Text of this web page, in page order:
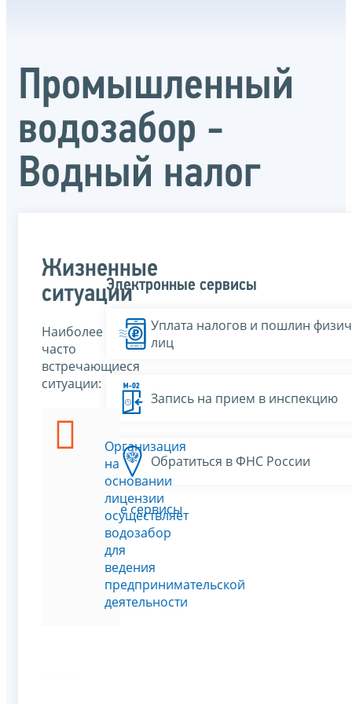
Промышленный
водозабор -
Водный налог
Жизненные
ситуации
Наиболее
часто
встречающиеся
ситуации:
Организация
на
основании
лицензии
осуществляет
водозабор
для
ведения
предпринимательской
деятельности
Электронные сервисы
Уплата налогов и пошлин
лиц
Запись на прием в инспекцию
Обратиться в ФНС России
Все сервисы